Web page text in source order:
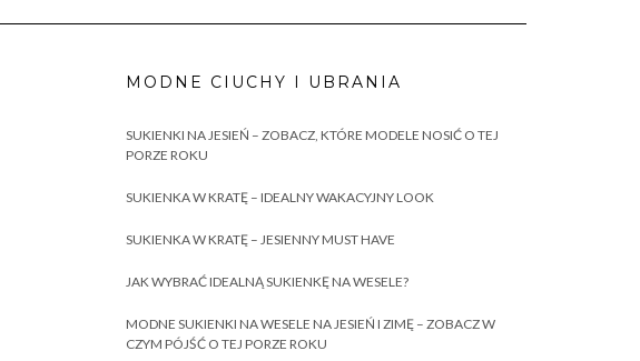
MODNE CIUCHY I UBRANIA
SUKIENKI NA JESIEŃ – ZOBACZ, KTÓRE MODELE NOSIĆ O TEJ
PORZE ROKU
SUKIENKA W KRATĘ – IDEALNY WAKACYJNY LOOK
SUKIENKA W KRATĘ – JESIENNY MUST HAVE
JAK WYBRAĆ IDEALNĄ SUKIENKĘ NA WESELE?
MODNE SUKIENKI NA WESELE NA JESIEŃ I ZIMĘ – ZOBACZ W
CZYM PÓJŚĆ O TEJ PORZE ROKU